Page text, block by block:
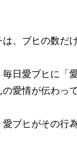
、ブヒの数だ
毎日愛ブヒに「
の愛情が伝わっ
ブヒがその行